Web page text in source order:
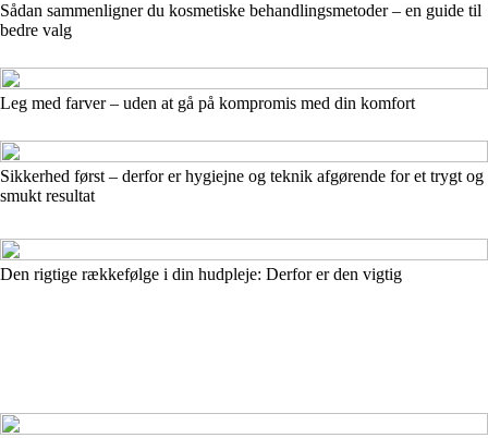
Sådan sammenligner du kosmetiske behandlingsmetoder – en guide til
bedre valg
Leg med farver – uden at gå på kompromis med din komfort
Sikkerhed først – derfor er hygiejne og teknik afgørende for et trygt og
smukt resultat
Den rigtige rækkefølge i din hudpleje: Derfor er den vigtig